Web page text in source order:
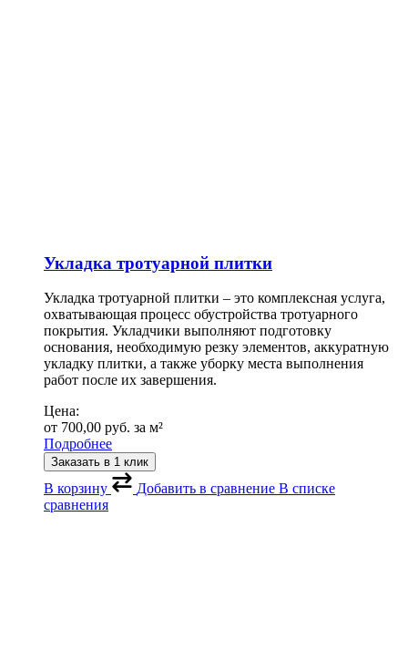
Укладка тротуарной плитки
Укладка тротуарной плитки – это комплексная услуга,
охватывающая процесс обустройства тротуарного
покрытия. Укладчики выполняют подготовку
основания, необходимую резку элементов, аккуратную
укладку плитки, а также уборку места выполнения
работ после их завершения.
Цена:
от 700,00 руб. за м²
Подробнее
Заказать в 1 клик
В корзину Добавить в сравнение В списке
сравнения